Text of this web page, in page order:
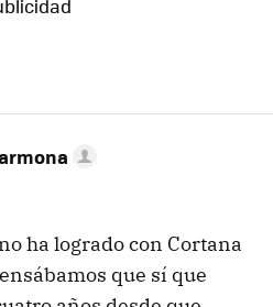
MAIL
ha logrado con Cortana
que sí que